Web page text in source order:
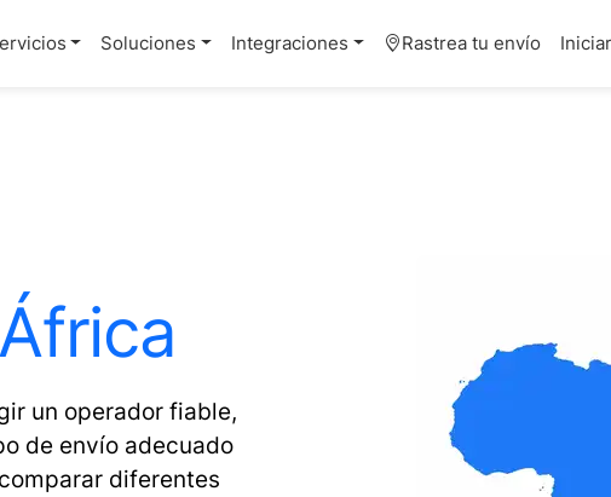
Soluciones Integraciones Rastrea tu envío
un operador fiable,
de envío adecuado
diferentes